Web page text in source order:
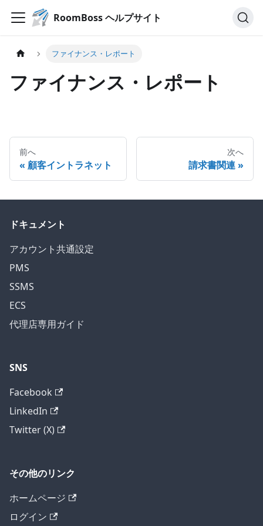
RoomBoss ヘルプサイト
ファイナンス・レポート
ファイナンス・レポート
前へ
顧客イントラネット
次へ
請求書関連
ドキュメント
アカウント共通設定
PMS
SSMS
ECS
代理店専用ガイド
SNS
Facebook
LinkedIn
Twitter (X)
その他のリンク
ホームページ
ログイン